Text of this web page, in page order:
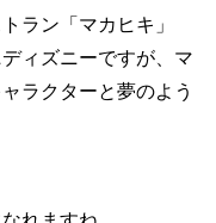
ラン「マカヒキ」
ィズニーですが、マ
ラクターと夢のよう